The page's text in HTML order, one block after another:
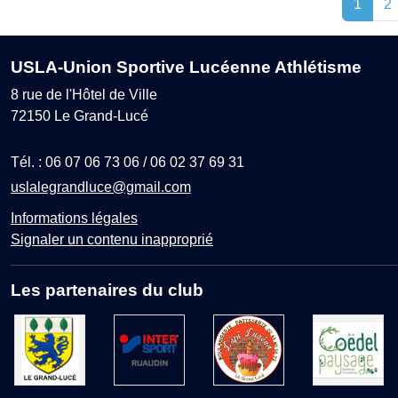
1 2
USLA-Union Sportive Lucéenne Athlétisme
8 rue de l'Hôtel de Ville
72150 Le Grand-Lucé
Tél. : 06 07 06 73 06 / 06 02 37 69 31
uslalegrandluce@gmail.com
Informations légales
Signaler un contenu inapproprié
Les partenaires du club